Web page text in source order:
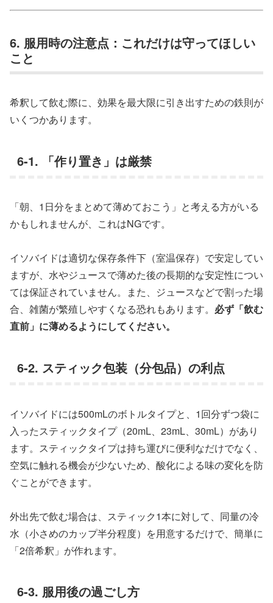
6. 服用時の注意点：これだけは守ってほしい
こと
希釈して飲む際に、効果を最大限に引き出すための鉄則が
いくつかあります。
6-1. 「作り置き」は厳禁
「朝、1日分をまとめて薄めておこう」と考える方がいる
かもしれませんが、これはNGです。
イソバイドは適切な保存条件下（室温保存）で安定してい
ますが、水やジュースで薄めた後の長期的な安定性につい
ては保証されていません。また、ジュースなどで割った場
合、雑菌が繁殖しやすくなる恐れもあります。 必ず「飲む
直前」に薄めるようにしてください。
6-2. スティック包装（分包品）の利点
イソバイドには500mLのボトルタイプと、1回分ずつ袋に
入ったスティックタイプ（20mL、23mL、30mL）があり
ます。スティックタイプは持ち運びに便利なだけでなく、
空気に触れる機会が少ないため、酸化による味の変化を防
ぐことができます。
外出先で飲む場合は、スティック1本に対して、同量の冷
水（小さめのカップ半分程度）を用意するだけで、簡単に
「2倍希釈」が作れます。
6-3. 服用後の過ごし方